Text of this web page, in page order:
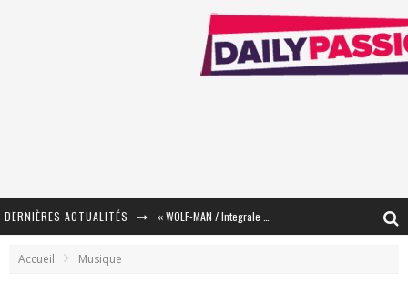
DERNIÈRES ACTUALITÉS
Accueil Musique